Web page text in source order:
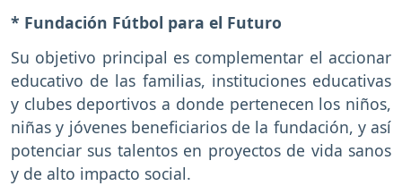
* Fundación Fútbol para el Futuro
Su objetivo principal es complementar el accionar
educativo de las familias, instituciones educativas
y clubes deportivos a donde pertenecen los niños,
niñas y jóvenes beneficiarios de la fundación, y así
potenciar sus talentos en proyectos de vida sanos
y de alto impacto social.